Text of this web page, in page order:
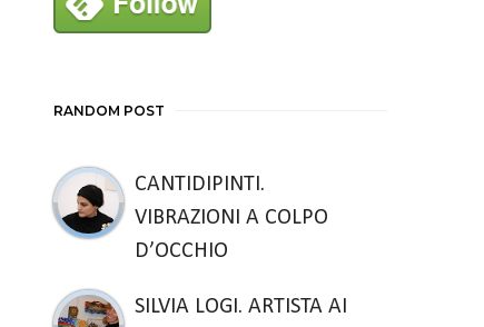
RANDOM POST
CANTIDIPINTI.
VIBRAZIONI A COLPO
D’OCCHIO
SILVIA LOGI. ARTISTA AI